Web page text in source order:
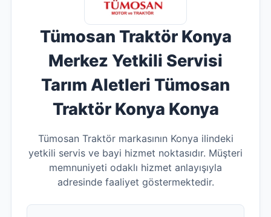
Tümosan Traktör Konya
Merkez Yetkili Servisi
Tarım Aletleri Tümosan
Traktör Konya Konya
Tümosan Traktör markasının Konya ilindeki
yetkili servis ve bayi hizmet noktasıdır. Müşteri
memnuniyeti odaklı hizmet anlayışıyla
adresinde faaliyet göstermektedir.